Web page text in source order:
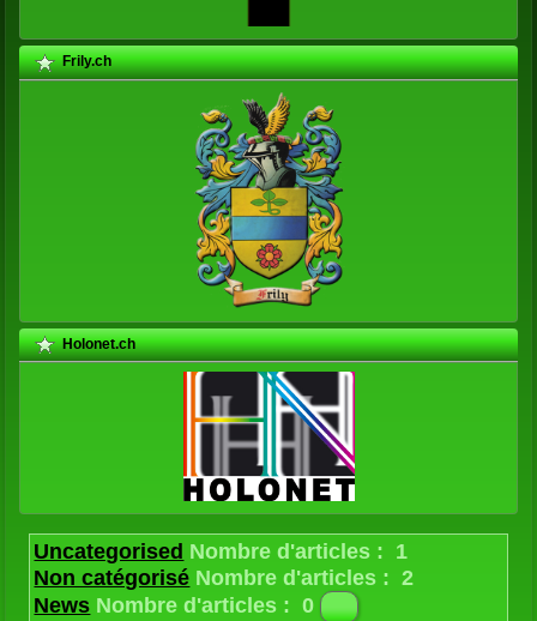
Frily.ch
Holonet.ch
Uncategorised Nombre d'articles : 1
Non catégorisé Nombre d'articles : 2
News Nombre d'articles : 0